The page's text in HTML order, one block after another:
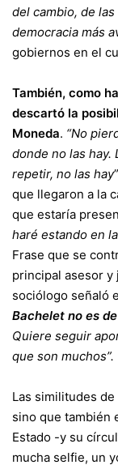
del cambio, de
democracia más
gobiernos en el
También, como
descartó la
Moneda. “No
donde no las hay.
repetir, no las hay
que llegaron a la
que estaría
haré estando en
Frase que se
principal asesor y
sociólogo señaló
Bachelet no es
Quiere seguir
que son muchos”.
Las similitudes
sino que también
Estado -y su
mucha selfie, un